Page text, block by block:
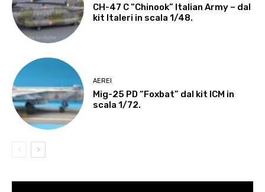
CH-47 C “Chinook” Italian Army – dal
kit Italeri in scala 1/48.
AEREI
Mig-25 PD “Foxbat” dal kit ICM in
scala 1/72.